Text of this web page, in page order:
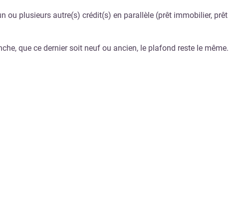
ou plusieurs autre(s) crédit(s) en parallèle (prêt immobilier, prêt
que ce dernier soit neuf ou ancien, le plafond reste le même.